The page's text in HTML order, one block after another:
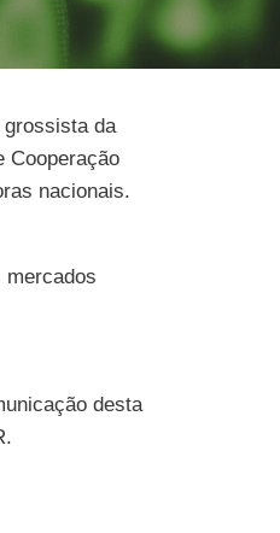
grossista da
Cooperação
nacionais.
mercados
desta